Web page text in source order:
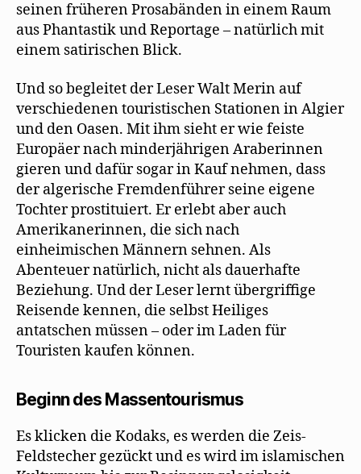
seinen früheren Prosabänden in einem Raum
aus Phantastik und Reportage – natürlich mit
einem satirischen Blick.
Und so begleitet der Leser Walt Merin auf
verschiedenen touristischen Stationen in Algier
und den Oasen. Mit ihm sieht er wie feiste
Europäer nach minderjährigen Araberinnen
gieren und dafür sogar in Kauf nehmen, dass
der algerische Fremdenführer seine eigene
Tochter prostituiert. Er erlebt aber auch
Amerikanerinnen, die sich nach
einheimischen Männern sehnen. Als
Abenteuer natürlich, nicht als dauerhafte
Beziehung. Und der Leser lernt übergriffige
Reisende kennen, die selbst Heiliges
antatschen müssen – oder im Laden für
Touristen kaufen können.
Beginn des Massentourismus
Es klicken die Kodaks, es werden die Zeis-
Feldstecher gezückt und es wird im islamischen